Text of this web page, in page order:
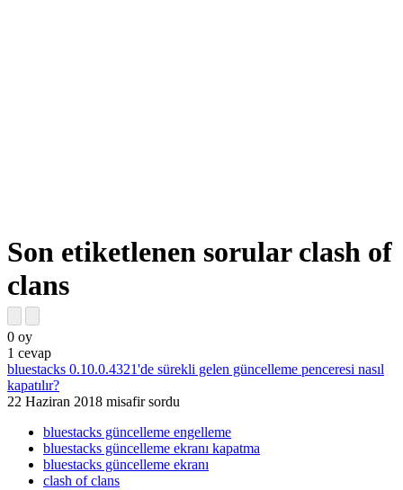
Son etiketlenen sorular clash of
clans
0 oy
1 cevap
bluestacks 0.10.0.4321'de sürekli gelen güncelleme penceresi nasıl
kapatılır?
22 Haziran 2018 misafir sordu
bluestacks güncelleme engelleme
bluestacks güncelleme ekranı kapatma
bluestacks güncelleme ekranı
clash of clans